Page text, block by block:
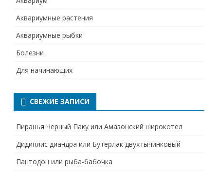
Аквариумные растения
Аквариумные рыбки
Болезни
Для начинающих
СВЕЖИЕ ЗАПИСИ
Пиранья Черный Паку или Амазонский широкотел
Дидиплис диандра или Бутерлак двухтычинковый
Пантодон или рыба-бабочка